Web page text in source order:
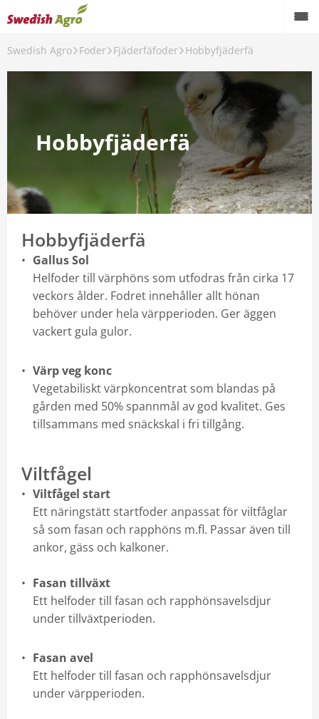
Swedish Agro Foder Fjäderfäfoder Hobbyfjäderfä
Hobbyfjäderfä
Hobbyfjäderfä
Gallus Sol
Helfoder till värphöns som utfodras från cirka 17
veckors ålder. Fodret innehåller allt hönan
behöver under hela värpperioden. Ger äggen
vackert gula gulor.
Värp veg konc
Vegetabiliskt värpkoncentrat som blandas på
gården med 50% spannmål av god kvalitet. Ges
tillsammans med snäckskal i fri tillgång.
Viltfågel
Viltfågel start
Ett näringstätt startfoder anpassat för viltfåglar
så som fasan och rapphöns m.fl. Passar även till
ankor, gäss och kalkoner.
Fasan tillväxt
Ett helfoder till fasan och rapphönsavelsdjur
under tillväxtperioden.
Fasan avel
Ett helfoder till fasan och rapphönsavelsdjur
under värpperioden.
Back
Grisfoder
Fårfoder
Hästfoder
Stallhygien
Förnödenheter
Kundportalen bulkfoder
Försäljningsvillkor foder
Säkerhetsdatablad